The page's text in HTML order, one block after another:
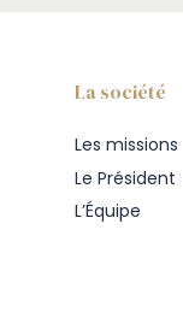
La société
Les missions
Le Président
L’Équipe